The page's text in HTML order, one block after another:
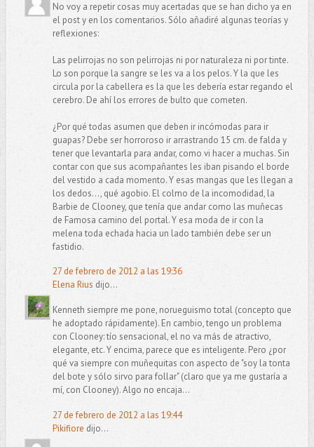
No voy a repetir cosas muy acertadas que se han dicho ya en
el post y en los comentarios. Sólo añadiré algunas teorías y
reflexiones:
Las pelirrojas no son pelirrojas ni por naturaleza ni por tinte.
Lo son porque la sangre se les va a los pelos. Y la que les
circula por la cabellera es la que les debería estar regando el
cerebro. De ahí los errores de bulto que cometen.
¿Por qué todas asumen que deben ir incómodas para ir
guapas? Debe ser horroroso ir arrastrando 15 cm. de falda y
tener que levantarla para andar, como vi hacer a muchas. Sin
contar con que sus acompañantes les iban pisando el borde
del vestido a cada momento. Y esas mangas que les llegan a
los dedos..., qué agobio. El colmo de la incomodidad, la
Barbie de Clooney, que tenía que andar como las muñecas
de Famosa camino del portal. Y esa moda de ir con la
melena toda echada hacia un lado también debe ser un
fastidio.
27 de febrero de 2012 a las 19:36
Elena Rius dijo...
Kenneth siempre me pone, norueguismo total (concepto que
he adoptado rápidamente). En cambio, tengo un problema
con Clooney: tío sensacional, el no va más de atractivo,
elegante, etc. Y encima, parece que es inteligente. Pero ¿por
qué va siempre con muñequitas con aspecto de "soy la tonta
del bote y sólo sirvo para follar" (claro que ya me gustaría a
mí, con Clooney). Algo no encaja...
27 de febrero de 2012 a las 19:44
Pikifiore dijo...